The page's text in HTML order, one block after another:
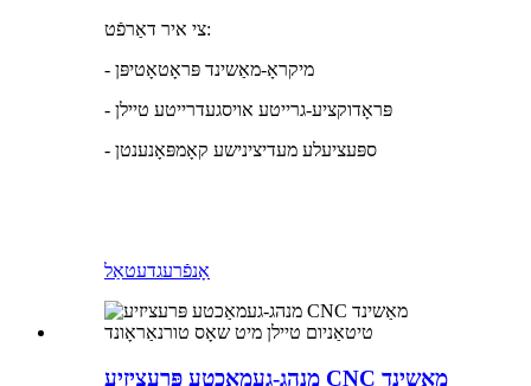
צי איר דאַרפֿט:
- מיקראָ-מאַשינד פּראָטאָטיפּן
- פּראָדוקציע-גרייטע אויסגעדרייטע טיילן
- ספּעציעלע מעדיצינישע קאָמפּאָנענטן
אָנפֿרעגדעטאַל
מנהג-געמאַכטע פּרעציזיע CNC מאַשינד